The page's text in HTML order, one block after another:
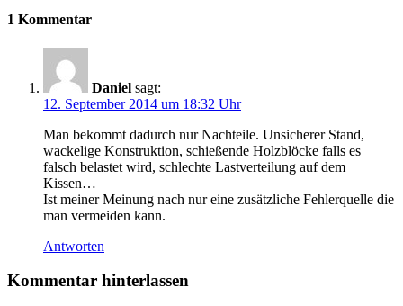
1 Kommentar
Daniel sagt:
12. September 2014 um 18:32 Uhr
Man bekommt dadurch nur Nachteile. Unsicherer Stand,
wackelige Konstruktion, schießende Holzblöcke falls es
falsch belastet wird, schlechte Lastverteilung auf dem
Kissen…
Ist meiner Meinung nach nur eine zusätzliche Fehlerquelle die
man vermeiden kann.
Antworten
Kommentar hinterlassen